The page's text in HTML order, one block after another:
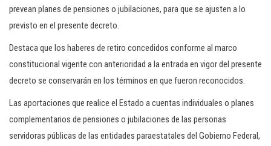
prevean planes de pensiones o jubilaciones, para que se ajusten a lo
previsto en el presente decreto.
Destaca que los haberes de retiro concedidos conforme al marco
constitucional vigente con anterioridad a la entrada en vigor del presente
decreto se conservarán en los términos en que fueron reconocidos.
Las aportaciones que realice el Estado a cuentas individuales o planes
complementarios de pensiones o jubilaciones de las personas
servidoras públicas de las entidades paraestatales del Gobierno Federal,